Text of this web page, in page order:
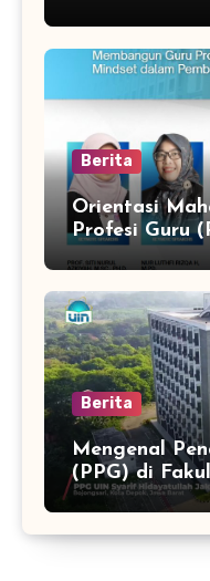
Berita
Orientasi
Profesi Guru
Berita
Mengenal
(PPG) di
Keguruan